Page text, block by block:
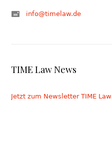
info@timelaw.de
TIME Law News
Jetzt zum Newsletter TIME